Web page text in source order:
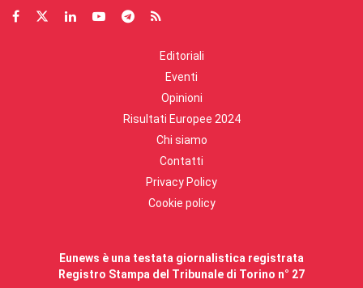
Editoriali
Eventi
Opinioni
Risultati Europee 2024
Chi siamo
Contatti
Privacy Policy
Cookie policy
Eunews è una testata giornalistica registrata
Registro Stampa del Tribunale di Torino n° 27